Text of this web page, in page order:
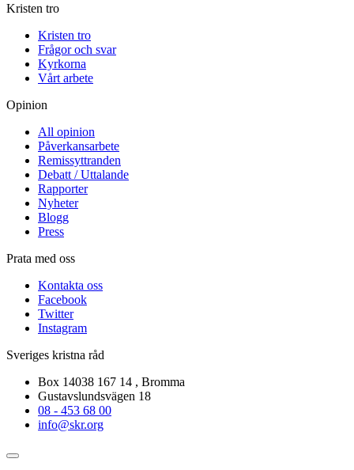
Kristen tro
Kristen tro
Frågor och svar
Kyrkorna
Vårt arbete
Opinion
All opinion
Påverkansarbete
Remissyttranden
Debatt / Uttalande
Rapporter
Nyheter
Blogg
Press
Prata med oss
Kontakta oss
Facebook
Twitter
Instagram
Sveriges kristna råd
Box 14038 167 14 , Bromma
Gustavslundsvägen 18
08 - 453 68 00
info@skr.org